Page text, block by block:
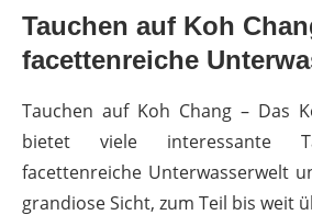
Tauchen auf Koh
facettenreiche
Tauchen auf Koh Chang – Das
bietet viele interessante
facettenreiche Unterwasserwelt
grandiose Sicht, zum Teil bis weit